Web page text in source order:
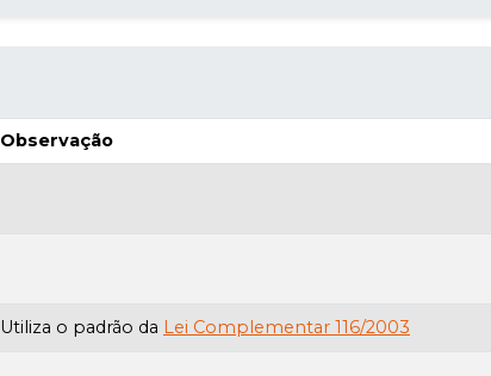
Observação
Utiliza o padrão da Lei Complementar 116/2003